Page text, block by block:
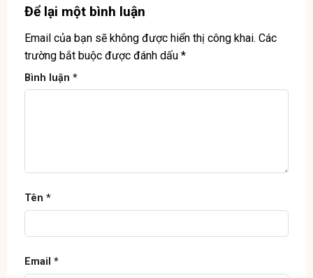
Để lại một bình luận
Email của bạn sẽ không được hiển thị công khai. Các
trường bắt buộc được đánh dấu *
Bình luận *
Tên *
Email *